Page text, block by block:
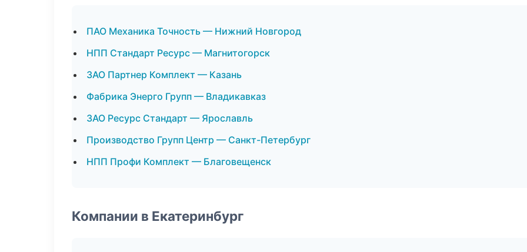
ПАО Механика Точность — Нижний Новгород
НПП Стандарт Ресурс — Магнитогорск
ЗАО Партнер Комплект — Казань
Фабрика Энерго Групп — Владикавказ
ЗАО Ресурс Стандарт — Ярославль
Производство Групп Центр — Санкт-Петербург
НПП Профи Комплект — Благовещенск
Компании в Екатеринбург